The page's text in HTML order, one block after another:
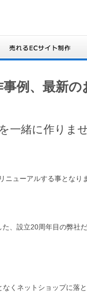
例、最新の
一緒に作りま
ニューアルする事となり
、設立20周年目の弊社
くネットショップに落